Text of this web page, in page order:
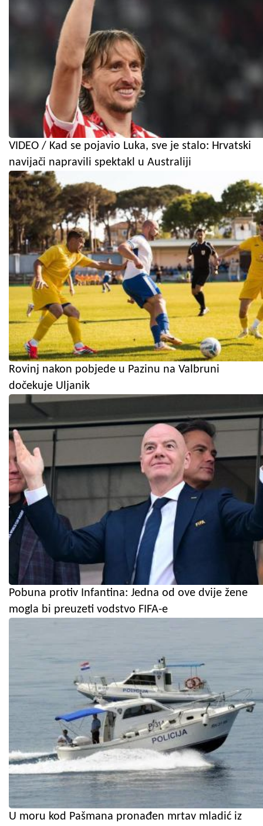
VIDEO / Kad se pojavio Luka, sve je stalo: Hrvatski
navijači napravili spektakl u Australiji
Rovinj nakon pobjede u Pazinu na Valbruni
dočekuje Uljanik
Pobuna protiv Infantina: Jedna od ove dvije žene
mogla bi preuzeti vodstvo FIFA-e
U moru kod Pašmana pronađen mrtav mladić iz